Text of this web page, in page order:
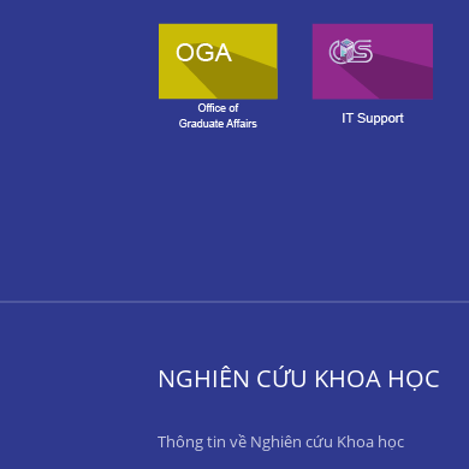
NGHIÊN CỨU KHOA HỌC
Thông tin về Nghiên cứu Khoa học